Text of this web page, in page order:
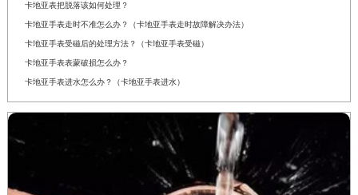
卡地亚表把脱落该如何处理？
卡地亚手表走时不准怎么办？（卡地亚手表走时故障解决办法）
卡地亚手表受磁后的处理方法？（卡地亚手表受磁）
卡地亚手表表蒙破损怎么办？
卡地亚手表进水怎么办？（卡地亚手表进水）